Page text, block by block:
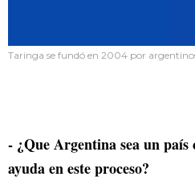
Taringa se fundó en 2004 por
- ¿Que Argentina sea un
ayuda en este proceso?